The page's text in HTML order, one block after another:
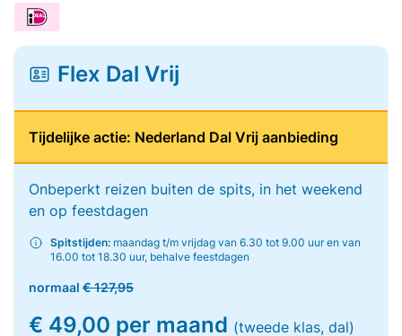
Flex Dal Vrij
Tijdelijke actie: Nederland Dal Vrij aanbieding
Onbeperkt reizen buiten de spits, in het weekend
en op feestdagen
Spitstijden: maandag t/m vrijdag van 6.30 tot 9.00 uur en van
16.00 tot 18.30 uur, behalve feestdagen
normaal € 127,95
€ 49,00 per maand (tweede klas, dal)